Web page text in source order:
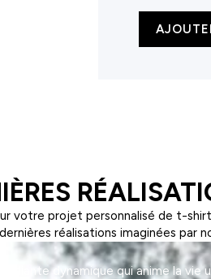
quantité
votre projet personnalisé de t-
réalisations imaginées par
dynamique qui anime la